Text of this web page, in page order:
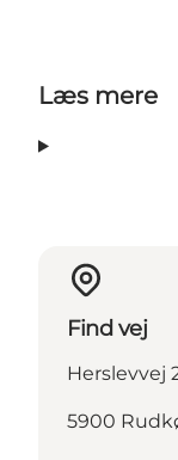
Læs mere
Find vej
Herslevvej
5900